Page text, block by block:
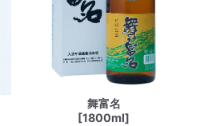
舞富名
[1800ml]